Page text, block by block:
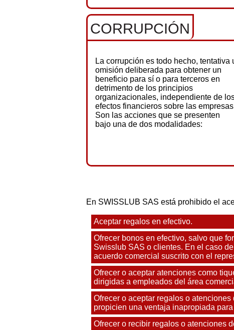
CORRUPCIÓN
La corrupción es todo hecho, tentativa
omisión deliberada para obtener un
beneficio para sí o para terceros en
detrimento de los principios
organizacionales, independiente de
efectos financieros sobre las
Son las acciones que se presenten
bajo una de dos modalidades:
En SWISSLUB SAS está prohibido el
Aceptar regalos en efectivo.
Ofrecer bonos en efectivo, salvo que
Swisslub SAS o clientes. En el caso
acuerdo comercial suscrito con el
Ofrecer o aceptar atenciones como
dirigidas a empleados del área
Ofrecer o aceptar regalos o
propicien una ventaja inapropiada
Ofrecer o recibir regalos o atenciones